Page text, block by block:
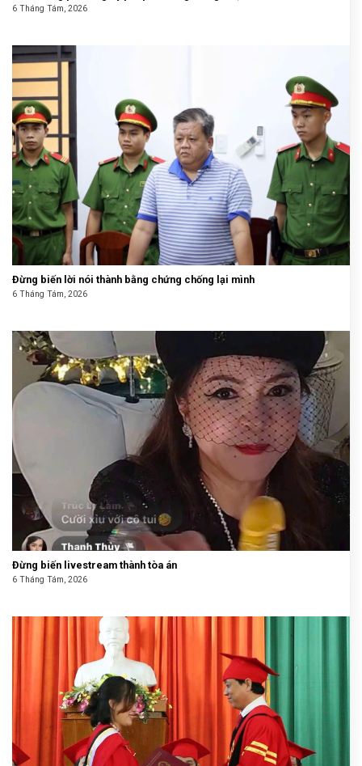
6 Tháng Tám, 2026
Đừng biến lời nói thành bằng chứng chống lại mình
6 Tháng Tám, 2026
Đừng biến livestream thành tòa án
6 Tháng Tám, 2026